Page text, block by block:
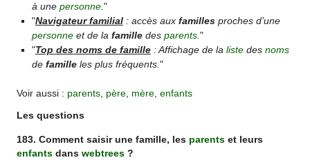
à une personne."
"Navigateur familial: accès aux famillesproches d’une
personneet de la famille des parents."
"Top des noms de famille: Affichage de la listedes noms
de familleles plus fréquents."
Voir aussi : parents père mère ,enfants
Les questions
183. Comment saisir une famille, les parents et leurs
enfants danswebtrees ?